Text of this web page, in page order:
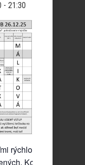
- 21:30
rýchlo. Udialo sa
Koľaj22 sme